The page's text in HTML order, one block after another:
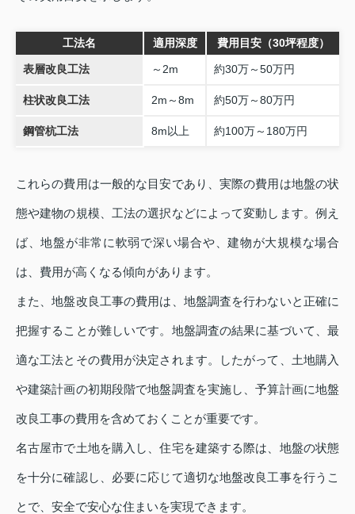
工法名 適用深度 費用目安（30坪程度）
表層改良工法 ～2m 約30万～50万円
柱状改良工法 2m～8m 約50万～80万円
鋼管杭工法 8m以上 約100万～180万円
これらの費用は一般的な目安であり、実際の費用は地盤の状
態や建物の規模、工法の選択などによって変動します。例え
ば、地盤が非常に軟弱で深い場合や、建物が大規模な場合
は、費用が高くなる傾向があります。
また、地盤改良工事の費用は、地盤調査を行わないと正確に
把握することが難しいです。地盤調査の結果に基づいて、最
適な工法とその費用が決定されます。したがって、土地購入
や建築計画の初期段階で地盤調査を実施し、予算計画に地盤
改良工事の費用を含めておくことが重要です。
名古屋市で土地を購入し、住宅を建築する際は、地盤の状態
を十分に確認し、必要に応じて適切な地盤改良工事を行うこ
とで、安全で安心な住まいを実現できます。